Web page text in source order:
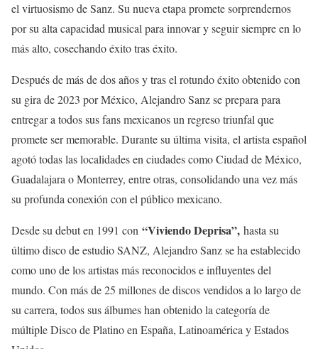
el virtuosismo de Sanz. Su nueva etapa promete sorprendernos
por su alta capacidad musical para innovar y seguir siempre en lo
más alto, cosechando éxito tras éxito.
Después de más de dos años y tras el rotundo éxito obtenido con
su gira de 2023 por México, Alejandro Sanz se prepara para
entregar a todos sus fans mexicanos un regreso triunfal que
promete ser memorable. Durante su última visita, el artista español
agotó todas las localidades en ciudades como Ciudad de México,
Guadalajara o Monterrey, entre otras, consolidando una vez más
su profunda conexión con el público mexicano.
Desde su debut en 1991 con “Viviendo Deprisa”, hasta su
último disco de estudio SANZ, Alejandro Sanz se ha establecido
como uno de los artistas más reconocidos e influyentes del
mundo. Con más de 25 millones de discos vendidos a lo largo de
su carrera, todos sus álbumes han obtenido la categoría de
múltiple Disco de Platino en España, Latinoamérica y Estados